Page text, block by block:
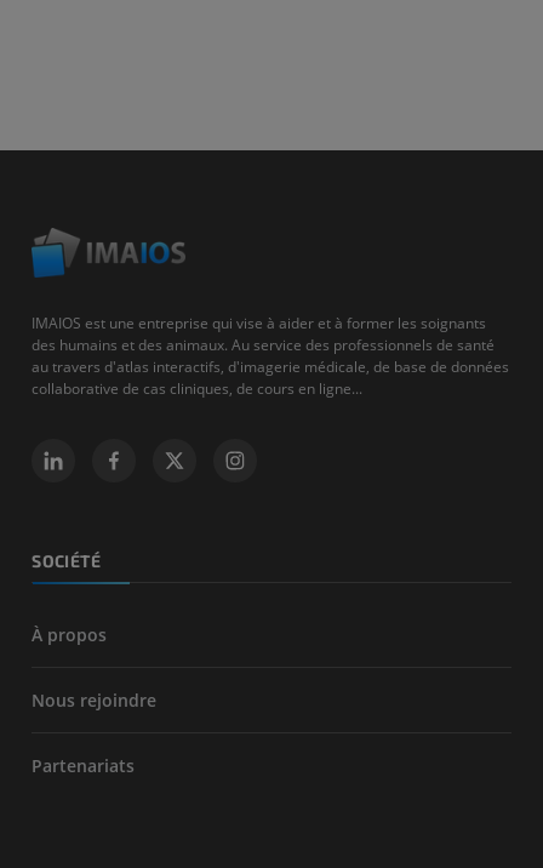
IMAIOS est une entreprise qui vise à aider et à former les soignants
des humains et des animaux. Au service des professionnels de santé
au travers d'atlas interactifs, d'imagerie médicale, de base de données
collaborative de cas cliniques, de cours en ligne...
SOCIÉTÉ
À propos
Nous rejoindre
Partenariats